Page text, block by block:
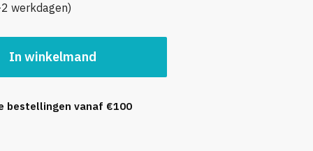
werkdagen)
In winkelmand
bestellingen vanaf €100